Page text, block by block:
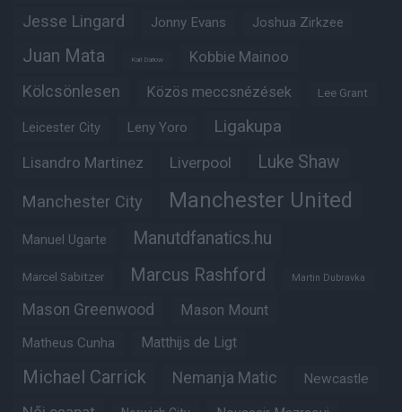
Jesse Lingard Jonny Evans Joshua Zirkzee
Juan Mata Karl Darlow Kobbie Mainoo
Kölcsönlesen Közös meccsnézések Lee Grant
Leicester City Leny Yoro Ligakupa
Lisandro Martinez Liverpool Luke Shaw
Manchester City Manchester United
Manuel Ugarte Manutdfanatics.hu
Marcel Sabitzer Marcus Rashford Martin Dubravka
Mason Greenwood Mason Mount
Matheus Cunha Matthijs de Ligt
Michael Carrick Nemanja Matic Newcastle